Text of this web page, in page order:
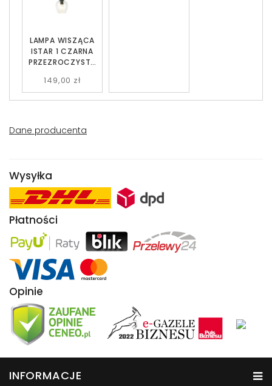
LAMPA WISZĄCA
ISTAR 1 CZARNA
PRZEZROCZYSTA
149,00 zł
Dane producenta
Wysyłka
Płatności
Opinie
INFORMACJE